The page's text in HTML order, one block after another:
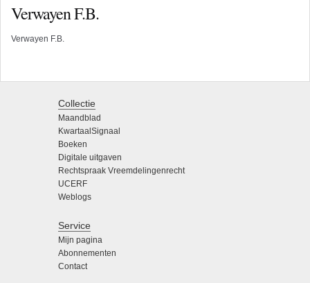
Verwayen F.B.
Verwayen F.B.
Collectie
Maandblad
KwartaalSignaal
Boeken
Digitale uitgaven
Rechtspraak Vreemdelingenrecht
UCERF
Weblogs
Service
Mijn pagina
Abonnementen
Contact